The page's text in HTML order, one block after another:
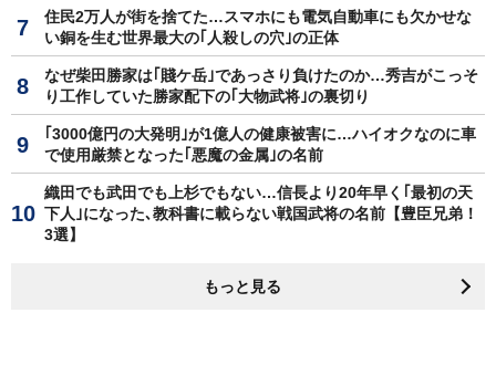
住民2万人が街を捨てた…スマホにも電気自動車にも欠かせな
い銅を生む世界最大の｢人殺しの穴｣の正体
なぜ柴田勝家は｢賤ケ岳｣であっさり負けたのか…秀吉がこっそ
り工作していた勝家配下の｢大物武将｣の裏切り
｢3000億円の大発明｣が1億人の健康被害に…ハイオクなのに車
で使用厳禁となった｢悪魔の金属｣の名前
織田でも武田でも上杉でもない…信長より20年早く｢最初の天
下人｣になった､教科書に載らない戦国武将の名前【豊臣兄弟！
3選】
もっと見る